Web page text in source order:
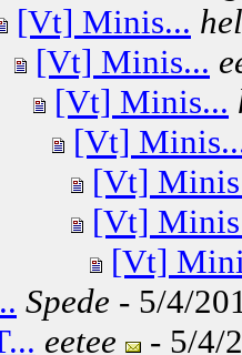
[Vt] Minis...
[Vt] Minis...
[Vt] Minis...
[Vt]
[Vt]
[Vt]
[Vt]
Spede - 5/4/
eetee
- 5/4/